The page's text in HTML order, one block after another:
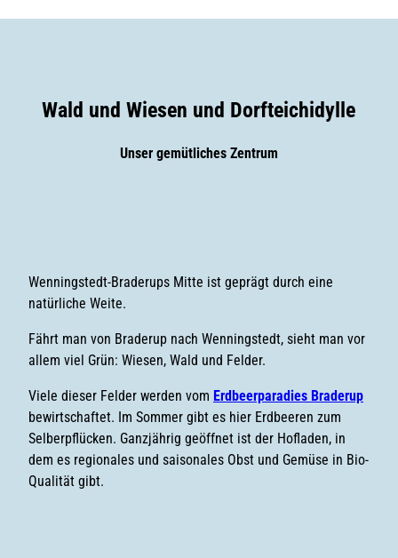
Wald und Wiesen und Dorfteichidylle
Unser gemütliches Zentrum
Wenningstedt-Braderups Mitte ist geprägt durch eine
natürliche Weite.
Fährt man von Braderup nach Wenningstedt, sieht man vor
allem viel Grün: Wiesen, Wald und Felder.
Viele dieser Felder werden vom Erdbeerparadies Braderup
bewirtschaftet. Im Sommer gibt es hier Erdbeeren zum
Selberpflücken. Ganzjährig geöffnet ist der Hofladen, in
dem es regionales und saisonales Obst und Gemüse in Bio-
Qualität gibt.